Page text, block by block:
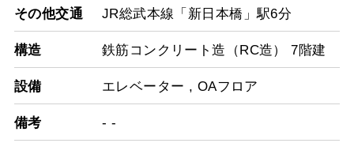
その他交通 JR総武本線「新日本橋」駅6分
構造 鉄筋コンクリート造（RC造） 7階建
設備 エレベーター , OAフロア
備考 - -